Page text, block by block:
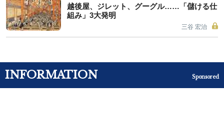
越後屋、ジレット、グーグル……「儲ける仕
組み」3大発明
三谷 宏治
INFORMATION Sponsored